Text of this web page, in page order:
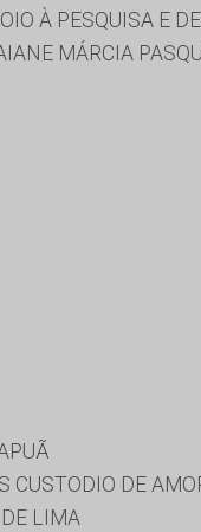
À PESQUISA E
MÁRCIA
CUSTODIO DE
LIMA